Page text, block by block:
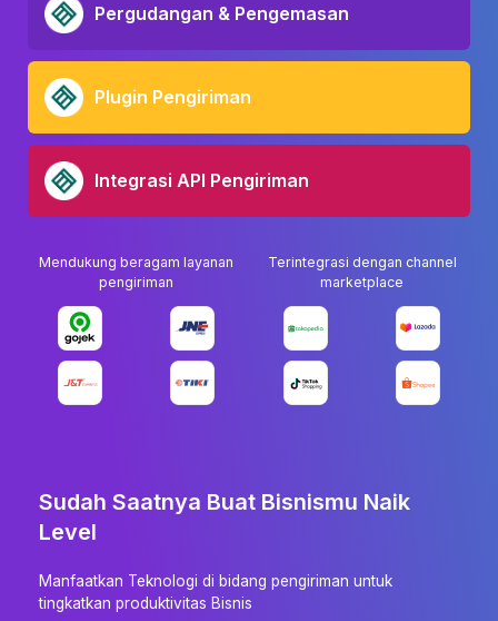
Pergudangan & Pengemasan
Plugin Pengiriman
Integrasi API Pengiriman
Mendukung beragam layanan
pengiriman
Terintegrasi dengan channel
marketplace
Sudah Saatnya Buat Bisnismu Naik
Level
Manfaatkan Teknologi di bidang pengiriman untuk
tingkatkan produktivitas Bisnis